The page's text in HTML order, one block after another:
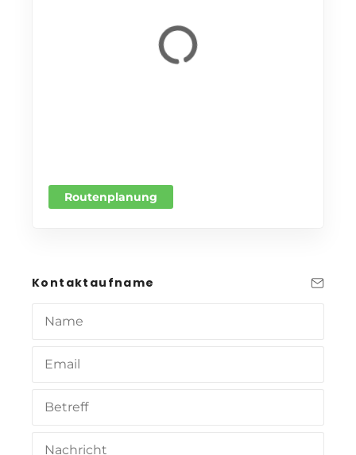
Routenplanung
Kontaktaufname